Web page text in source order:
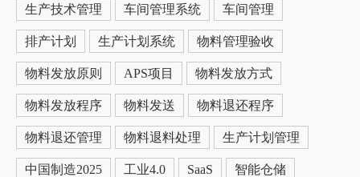
生产技术管理 车间管理系统 车间管理
排产计划 生产计划系统 物料管理验收
物料发放原则 APS项目 物料发放方式
物料发放程序 物料发送 物料退还程序
物料退还管理 物料退料处理 生产计划管理
中国制造2025 工业4.0 SaaS 智能仓储